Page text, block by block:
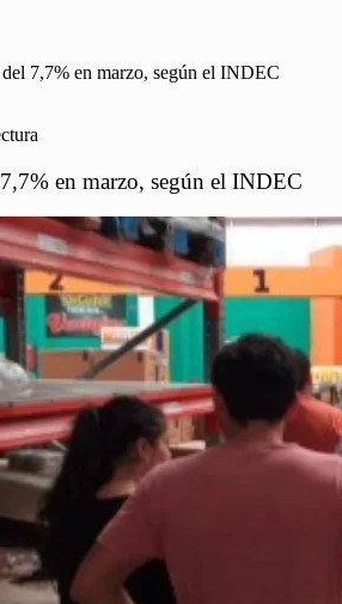
7,7% en marzo, según el INDEC
en marzo, según el INDEC